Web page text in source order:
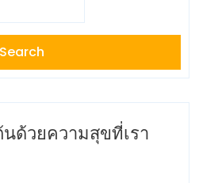
ด้วยความสุขที่เรา